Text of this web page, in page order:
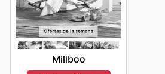
Miliboo